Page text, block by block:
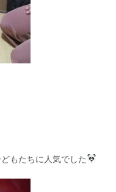
もたちに人気でした